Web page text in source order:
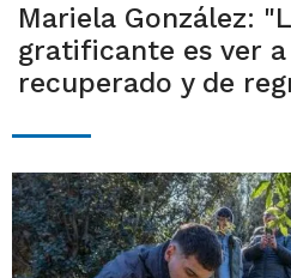
Mariela González:
gratificante es ver
recuperado y de